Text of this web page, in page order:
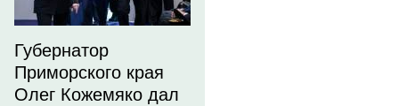
Губернатор
Приморского края
Олег Кожемяко дал